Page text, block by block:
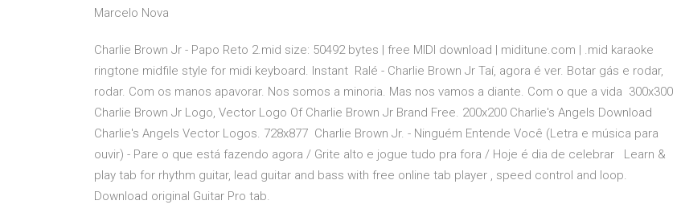
Marcelo Nova
Charlie Brown Jr - Papo Reto 2.mid size: 50492 bytes | free MIDI download | miditune.com | .mid karaoke
ringtone midfile style for midi keyboard. Instant Ralé - Charlie Brown Jr Taí, agora é ver. Botar gás e rodar,
rodar. Com os manos apavorar. Nos somos a minoria. Mas nos vamos a diante. Com o que a vida 300x300
Charlie Brown Jr Logo, Vector Logo Of Charlie Brown Jr Brand Free. 200x200 Charlie's Angels Download
Charlie's Angels Vector Logos. 728x877 Charlie Brown Jr. - Ninguém Entende Você (Letra e música para
ouvir) - Pare o que está fazendo agora / Grite alto e jogue tudo pra fora / Hoje é dia de celebrar Learn &
play tab for rhythm guitar, lead guitar and bass with free online tab player , speed control and loop.
Download original Guitar Pro tab.